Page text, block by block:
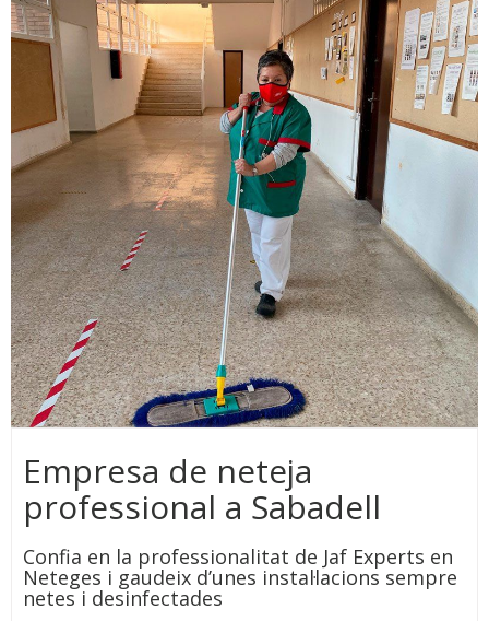
Empresa de neteja
professional a Sabadell
Confia en la professionalitat de Jaf Experts en
Neteges i gaudeix d’unes instal·lacions sempre
netes i desinfectades